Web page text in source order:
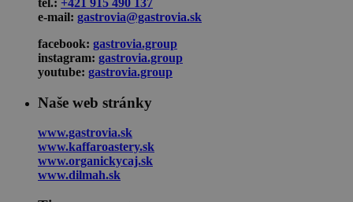
e-mail: gastrovia@gastrovia.sk
facebook: gastrovia.group
instagram: gastrovia.group
youtube: gastrovia.group
Naše web stránky
www.gastrovia.sk
www.kaffaroastery.sk
www.organickycaj.sk
www.dilmah.sk